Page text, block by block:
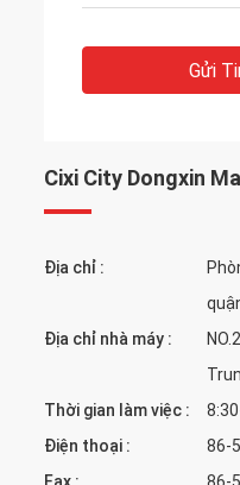
Gửi
Cixi City Dongxin
Địa chỉ :
Địa chỉ nhà máy :
Thời gian làm việc :
Điện thoại :
86-